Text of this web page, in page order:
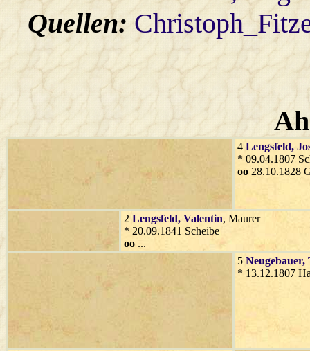
Quellen:
4 Lengsfeld,
* 09.04.1807
oo 28.10.1828
2 Lengsfeld, Valentin, Maurer
* 20.09.1841 Scheibe
oo ...
5 Neugebauer,
* 13.12.1807